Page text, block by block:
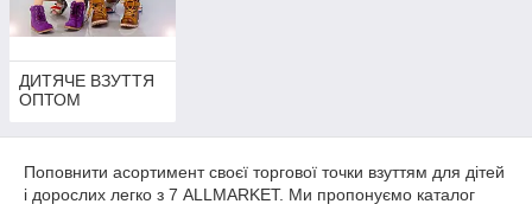
ДИТЯЧЕ ВЗУТТЯ
ОПТОМ
Поповнити асортимент своєї торгової точки взуттям для дітей
і дорослих легко з 7 ALLMARKET. Ми пропонуємо каталог